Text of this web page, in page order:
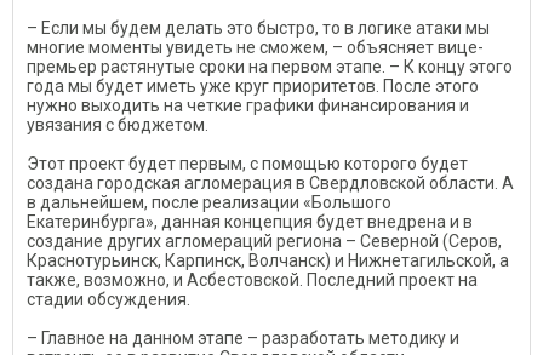
– Если мы будем делать это быстро, то в логике атаки мы
многие моменты увидеть не сможем, – объясняет вице-
премьер растянутые сроки на первом этапе. – К концу этого
года мы будет иметь уже круг приоритетов. После этого
нужно выходить на четкие графики финансирования и
увязания с бюджетом.
Этот проект будет первым, с помощью которого будет
создана городская агломерация в Свердловской области. А
в дальнейшем, пос­ле реализации «Большого
Екатеринбурга», данная концепция будет внедрена и в
создание других агломераций региона – Северной (Серов,
Краснотурьинск, Карпинск, Волчанск) и Нижнетагильской, а
также, возможно, и Асбестовской. Последний проект на
стадии обсуждения.
– Главное на данном этапе – разработать методику и